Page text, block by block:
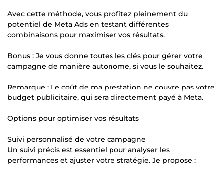
Avec cette méthode, vous profitez pleinement du
potentiel de Meta Ads en testant différentes
combinaisons pour maximiser vos résultats.
Bonus : Je vous donne toutes les clés pour gérer votre
campagne de manière autonome, si vous le souhaitez.
Remarque : Le coût de ma prestation ne couvre pas votre
budget publicitaire, qui sera directement payé à Meta.
Options pour optimiser vos résultats
Suivi personnalisé de votre campagne
Un suivi précis est essentiel pour analyser les
performances et ajuster votre stratégie. Je propose :